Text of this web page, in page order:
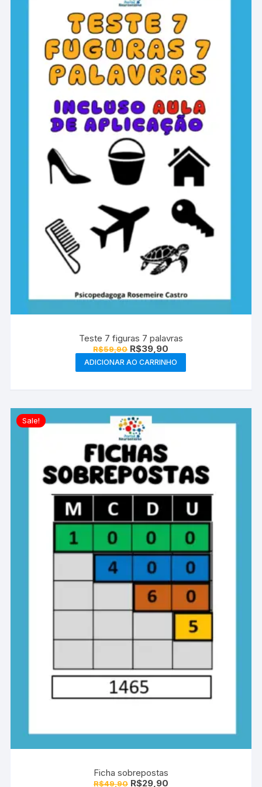
Teste 7 figuras 7 palavras
R$59,90 O
preço
original
era:
R$39,90
preço
atual
é:
ADICIONAR AO CARRINHO
Sale!
Ficha sobrepostas
R$49,90 O
R$29,90O